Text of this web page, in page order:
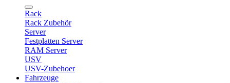
Rack
Rack Zubehör
Server
Festplatten Server
RAM Server
USV
USV-Zubehoer
Fahrzeuge